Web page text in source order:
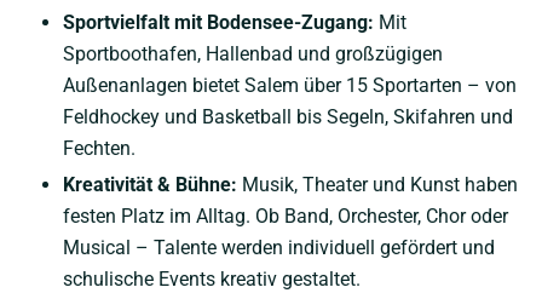
Sportvielfalt mit Bodensee-Zugang: Mit
Sportboothafen, Hallenbad und großzügigen
Außenanlagen bietet Salem über 15 Sportarten – von
Feldhockey und Basketball bis Segeln, Skifahren und
Fechten.
Kreativität & Bühne: Musik, Theater und Kunst haben
festen Platz im Alltag. Ob Band, Orchester, Chor oder
Musical – Talente werden individuell gefördert und
schulische Events kreativ gestaltet.